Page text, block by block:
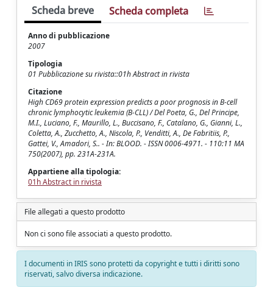
Scheda breve Scheda completa
Anno di pubblicazione
2007
Tipologia
01 Pubblicazione su rivista::01h Abstract in rivista
Citazione
High CD69 protein expression predicts a poor prognosis in B-cell
chronic lymphocytic leukemia (B-CLL) / Del Poeta, G., Del Principe,
M.I., Luciano, F., Maurillo, L., Buccisano, F., Catalano, G., Gianni, L.,
Coletta, A., Zucchetto, A., Niscola, P., Venditti, A., De Fabritiis, P.,
Gattei, V., Amadori, S.. - In: BLOOD. - ISSN 0006-4971. - 110:11 MA
750(2007), pp. 231A-231A.
Appartiene alla tipologia:
01h Abstract in rivista
File allegati a questo prodotto
Non ci sono file associati a questo prodotto.
I documenti in IRIS sono protetti da copyright e tutti i diritti sono
riservati, salvo diversa indicazione.